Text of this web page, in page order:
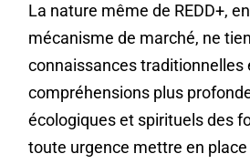
La nature même de REDD+,
mécanisme de marché, ne
connaissances traditionnelles
compréhensions plus
écologiques et spirituels des
toute urgence mettre en